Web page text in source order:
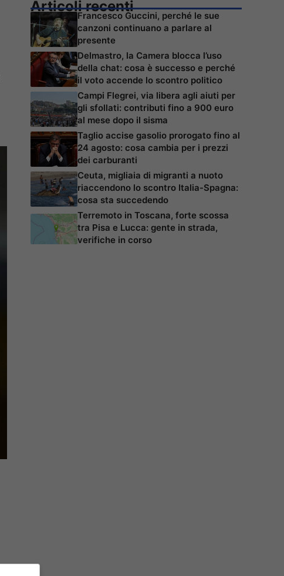
Articoli recenti
Francesco Guccini, perché le sue
canzoni continuano a parlare al
presente
Delmastro, la Camera blocca l’uso
della chat: cosa è successo e perché
il voto accende lo scontro politico
Campi Flegrei, via libera agli aiuti per
gli sfollati: contributi fino a 900 euro
al mese dopo il sisma
Taglio accise gasolio prorogato fino al
24 agosto: cosa cambia per i prezzi
dei carburanti
Ceuta, migliaia di migranti a nuoto
riaccendono lo scontro Italia-Spagna:
cosa sta succedendo
Terremoto in Toscana, forte scossa
tra Pisa e Lucca: gente in strada,
verifiche in corso